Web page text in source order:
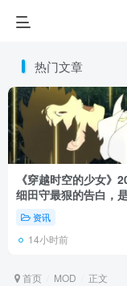
热门文章
《穿越时空的少女》
细田守最狠的告白，
认有些夏天回不去了！
资讯
14小时前
首页 MOD 正文